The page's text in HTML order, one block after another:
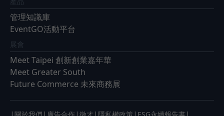
管理知識庫
EventGO活動平台
展會
Meet Taipei 創新創業嘉年華
Meet Greater South
Future Commerce 未來商務展
關於我們 廣告合作 徵才 隱私權政策 ESG永續報告書